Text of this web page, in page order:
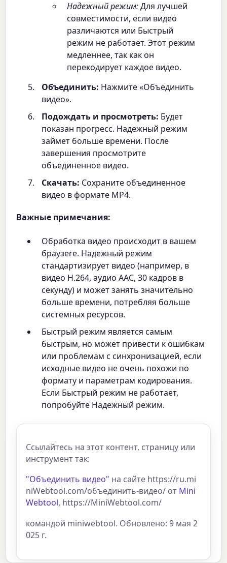
Надежный режим:Для лучшей
совместимости, если видео
различаются или Быстрый
режим не работает. Этот режим
медленнее, так как он
перекодирует каждое видео.
Объединить: Нажмите «Объединить
видео».
Подождать и просмотреть: Будет
показан прогресс. Надежный режим
займет больше времени. После
завершения просмотрите
объединенное видео.
Скачать: Сохраните объединенное
видео в формате MP4.
Важные примечания:
Обработка видео происходит в вашем
браузere. Надежный режим
стандартизирует видео (например, в
видео H.264, аудио AAC, 30 кадров в
секунду) и может занять значительно
больше времени, потребляя больше
системных ресурсов.
Быстрый режим является самым
быстрым, но может привести к ошибкам
или проблемам с синхронизацией, если
исходные видео не очень похожи по
формату и параметрам кодирования.
Если Быстрый режим не работает,
попробуйте Надежный режим.
Ссылайтесь на этот контент, страницу или
инструмент так:
"Объединить видео" на сайте https://ru.mi
niWebtool.com/объединить-видео/ от Mini
Webtool, https://MiniWebtool.com/
командой miniwebtool. Обновлено: 9 мая 2
025 г.